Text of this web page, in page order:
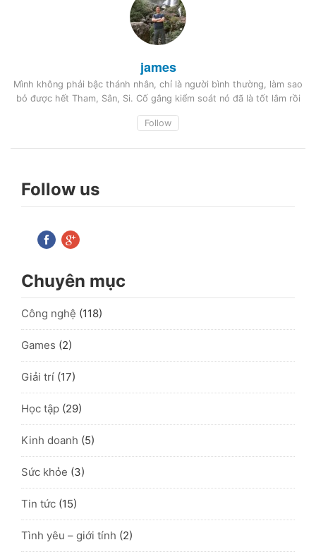
james
Mình không phải bậc thánh nhân, chỉ là người bình thường, làm sao
bỏ được hết Tham, Sân, Si. Cố gắng kiểm soát nó đã là tốt lắm rồi
Follow
Follow us
Chuyên mục
Công nghệ (118)
Games (2)
Giải trí (17)
Học tập (29)
Kinh doanh (5)
Sức khỏe (3)
Tin tức (15)
Tình yêu – giới tính (2)